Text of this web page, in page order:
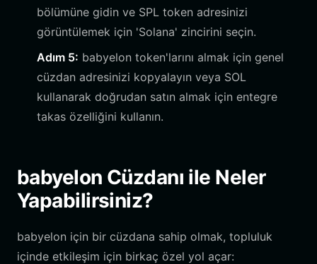
bölümüne gidin ve SPL token adresinizi
görüntülemek için 'Solana' zincirini seçin.
Adım 5: babyelon token'larını almak için genel
cüzdan adresinizi kopyalayın veya SOL
kullanarak doğrudan satın almak için entegre
takas özelliğini kullanın.
babyelon Cüzdanı ile Neler
Yapabilirsiniz?
babyelon için bir cüzdana sahip olmak, topluluk
içinde etkileşim için birkaç özel yol açar: